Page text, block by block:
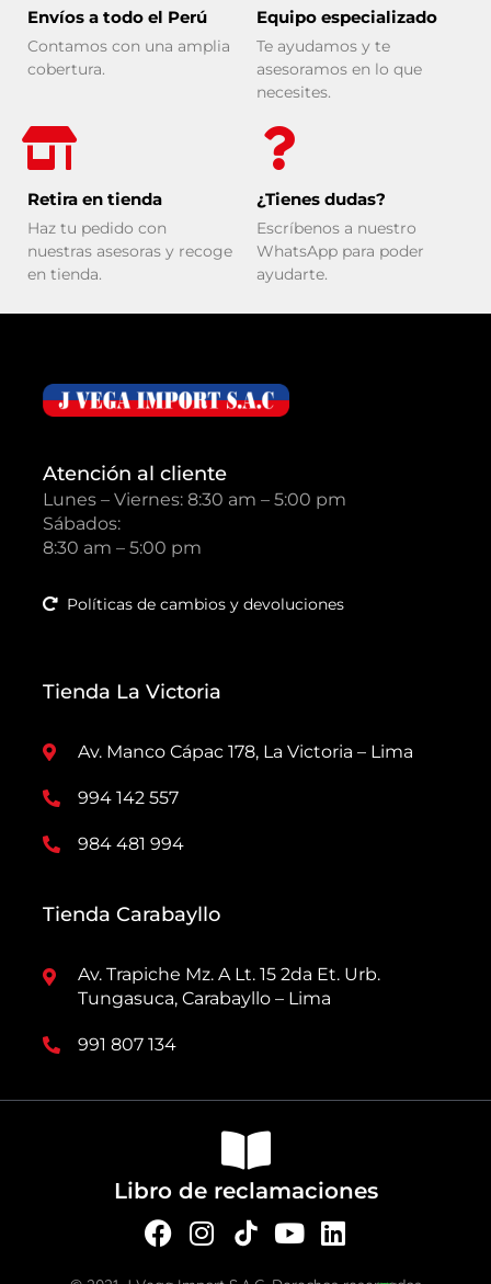
Envíos a todo el Perú
Contamos con una amplia
cobertura.
Equipo especializado
Te ayudamos y te
asesoramos en lo que
necesites.
Retira en tienda
Haz tu pedido con
nuestras asesoras y recoge
en tienda.
¿Tienes dudas?
Escríbenos a nuestro
WhatsApp para poder
ayudarte.
Atención al cliente
Lunes – Viernes: 8:30 am – 5:00 pm
Sábados:
8:30 am – 5:00 pm
Políticas de cambios y devoluciones
Tienda La Victoria
Av. Manco Cápac 178, La Victoria – Lima
994 142 557
984 481 994
Tienda Carabayllo
Av. Trapiche Mz. A Lt. 15 2da Et. Urb.
Tungasuca, Carabayllo – Lima
991 807 134
Libro de reclamaciones
F
I
Y
L